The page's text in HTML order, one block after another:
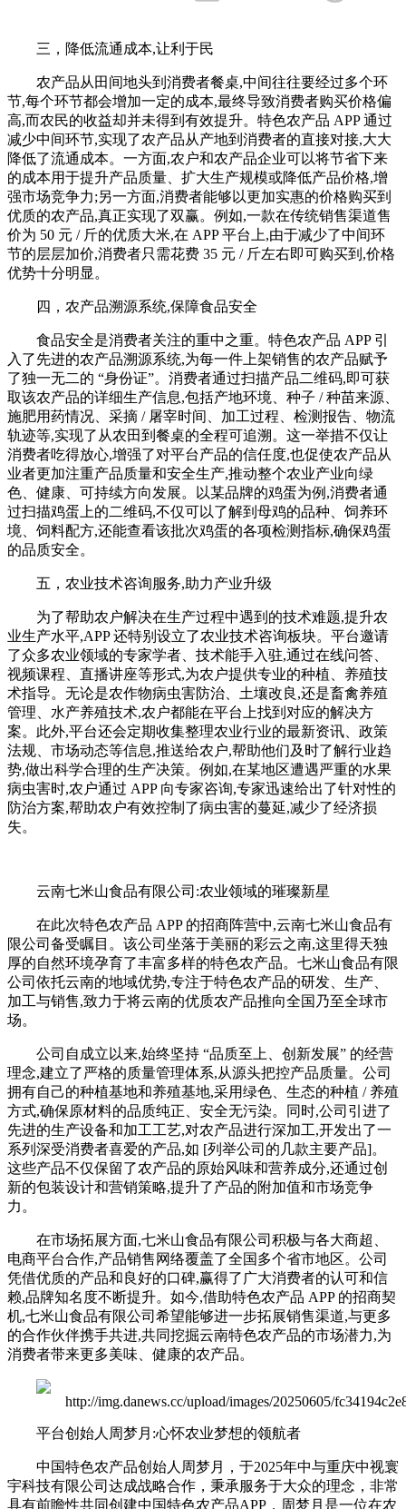
三，降低流通成本,让利于民
农产品从田间地头到消费者餐桌,中间往往要经过多个环
节,每个环节都会增加一定的成本,最终导致消费者购买价格偏
高,而农民的收益却并未得到有效提升。特色农产品 APP 通过
减少中间环节,实现了农产品从产地到消费者的直接对接,大大
降低了流通成本。一方面,农户和农产品企业可以将节省下来
的成本用于提升产品质量、扩大生产规模或降低产品价格,增
强市场竞争力;另一方面,消费者能够以更加实惠的价格购买到
优质的农产品,真正实现了双赢。例如,一款在传统销售渠道售
价为 50 元 / 斤的优质大米,在 APP 平台上,由于减少了中间环
节的层层加价,消费者只需花费 35 元 / 斤左右即可购买到,价格
优势十分明显。
四，农产品溯源系统,保障食品安全
食品安全是消费者关注的重中之重。特色农产品 APP 引
入了先进的农产品溯源系统,为每一件上架销售的农产品赋予
了独一无二的 “身份证”。消费者通过扫描产品二维码,即可获
取该农产品的详细生产信息,包括产地环境、种子 / 种苗来源、
施肥用药情况、采摘 / 屠宰时间、加工过程、检测报告、物流
轨迹等,实现了从农田到餐桌的全程可追溯。这一举措不仅让
消费者吃得放心,增强了对平台产品的信任度,也促使农产品从
业者更加注重产品质量和安全生产,推动整个农业产业向绿
色、健康、可持续方向发展。以某品牌的鸡蛋为例,消费者通
过扫描鸡蛋上的二维码,不仅可以了解到母鸡的品种、饲养环
境、饲料配方,还能查看该批次鸡蛋的各项检测指标,确保鸡蛋
的品质安全。
五，农业技术咨询服务,助力产业升级
为了帮助农户解决在生产过程中遇到的技术难题,提升农
业生产水平,APP 还特别设立了农业技术咨询板块。平台邀请
了众多农业领域的专家学者、技术能手入驻,通过在线问答、
视频课程、直播讲座等形式,为农户提供专业的种植、养殖技
术指导。无论是农作物病虫害防治、土壤改良,还是畜禽养殖
管理、水产养殖技术,农户都能在平台上找到对应的解决方
案。此外,平台还会定期收集整理农业行业的最新资讯、政策
法规、市场动态等信息,推送给农户,帮助他们及时了解行业趋
势,做出科学合理的生产决策。例如,在某地区遭遇严重的水果
病虫害时,农户通过 APP 向专家咨询,专家迅速给出了针对性的
防治方案,帮助农户有效控制了病虫害的蔓延,减少了经济损
失。
云南七米山食品有限公司:农业领域的璀璨新星
在此次特色农产品 APP 的招商阵营中,云南七米山食品有
限公司备受瞩目。该公司坐落于美丽的彩云之南,这里得天独
厚的自然环境孕育了丰富多样的特色农产品。七米山食品有限
公司依托云南的地域优势,专注于特色农产品的研发、生产、
加工与销售,致力于将云南的优质农产品推向全国乃至全球市
场。
公司自成立以来,始终坚持 “品质至上、创新发展” 的经营
理念,建立了严格的质量管理体系,从源头把控产品质量。公司
拥有自己的种植基地和养殖基地,采用绿色、生态的种植 / 养殖
方式,确保原材料的品质纯正、安全无污染。同时,公司引进了
先进的生产设备和加工工艺,对农产品进行深加工,开发出了一
系列深受消费者喜爱的产品,如 [列举公司的几款主要产品]。
这些产品不仅保留了农产品的原始风味和营养成分,还通过创
新的包装设计和营销策略,提升了产品的附加值和市场竞争
力。
在市场拓展方面,七米山食品有限公司积极与各大商超、
电商平台合作,产品销售网络覆盖了全国多个省市地区。公司
凭借优质的产品和良好的口碑,赢得了广大消费者的认可和信
赖,品牌知名度不断提升。如今,借助特色农产品 APP 的招商契
机,七米山食品有限公司希望能够进一步拓展销售渠道,与更多
的合作伙伴携手共进,共同挖掘云南特色农产品的市场潜力,为
消费者带来更多美味、健康的农产品。
平台创始人周梦月:心怀农业梦想的领航者
中国特色农产品创始人周梦月，于2025年中与重庆中视寰
宇科技有限公司达成战略合作，秉承服务于大众的理念，非常
具有前瞻性共同创建中国特色农产品APP，周梦月是一位在农